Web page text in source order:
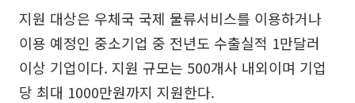
지원 대상은 우체국 국제 물류서비스를 이용하거나
이용 예정인 중소기업 중 전년도 수출실적 1만달러
이상 기업이다. 지원 규모는 500개사 내외이며 기업
당 최대 1000만원까지 지원한다.